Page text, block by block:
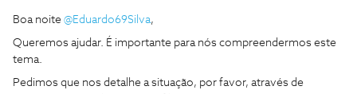
Boa noite @Eduardo69Silva,
Queremos ajudar. É importante para nós compreendermos este
tema.
Pedimos que nos detalhe a situação, por favor, através de